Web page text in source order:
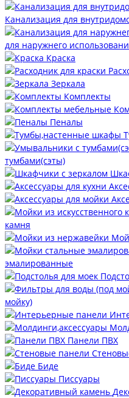
Канализация для
для наружнего
Краска
Зеркала
Комплекты
Пеналы
тумбами(сэты)
камня
эмалированные
мойку)
Панели ПВХ
Биде
Писсуары